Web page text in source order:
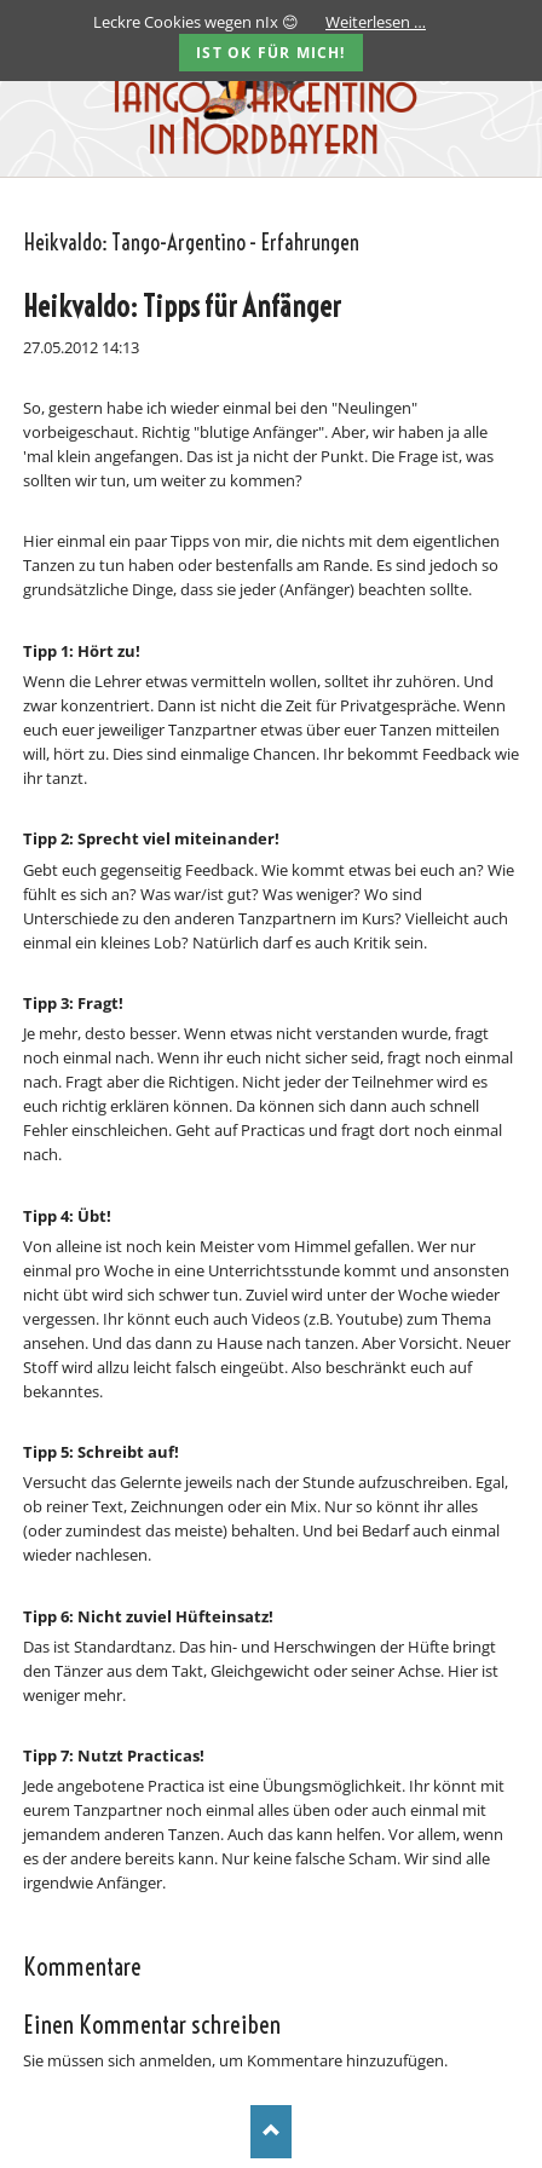
Heikvaldo: Tango-Argentino - Erfahrungen
Heikvaldo: Tipps für Anfänger
27.05.2012 14:13
So, gestern habe ich wieder einmal bei den "Neulingen"
vorbeigeschaut. Richtig "blutige Anfänger". Aber, wir haben ja alle
'mal klein angefangen. Das ist ja nicht der Punkt. Die Frage ist, was
sollten wir tun, um weiter zu kommen?
Hier einmal ein paar Tipps von mir, die nichts mit dem eigentlichen
Tanzen zu tun haben oder bestenfalls am Rande. Es sind jedoch so
grundsätzliche Dinge, dass sie jeder (Anfänger) beachten sollte.
Tipp 1: Hört zu!
Wenn die Lehrer etwas vermitteln wollen, solltet ihr zuhören. Und
zwar konzentriert. Dann ist nicht die Zeit für Privatgespräche. Wenn
euch euer jeweiliger Tanzpartner etwas über euer Tanzen mitteilen
will, hört zu. Dies sind einmalige Chancen. Ihr bekommt Feedback wie
ihr tanzt.
Tipp 2: Sprecht viel miteinander!
Gebt euch gegenseitig Feedback. Wie kommt etwas bei euch an? Wie
fühlt es sich an? Was war/ist gut? Was weniger? Wo sind
Unterschiede zu den anderen Tanzpartnern im Kurs? Vielleicht auch
einmal ein kleines Lob? Natürlich darf es auch Kritik sein.
Tipp 3: Fragt!
Je mehr, desto besser. Wenn etwas nicht verstanden wurde, fragt
noch einmal nach. Wenn ihr euch nicht sicher seid, fragt noch einmal
nach. Fragt aber die Richtigen. Nicht jeder der Teilnehmer wird es
euch richtig erklären können. Da können sich dann auch schnell
Fehler einschleichen. Geht auf Practicas und fragt dort noch einmal
nach.
Tipp 4: Übt!
Von alleine ist noch kein Meister vom Himmel gefallen. Wer nur
einmal pro Woche in eine Unterrichtsstunde kommt und ansonsten
nicht übt wird sich schwer tun. Zuviel wird unter der Woche wieder
vergessen. Ihr könnt euch auch Videos (z.B. Youtube) zum Thema
ansehen. Und das dann zu Hause nach tanzen. Aber Vorsicht. Neuer
Stoff wird allzu leicht falsch eingeübt. Also beschränkt euch auf
bekanntes.
Tipp 5: Schreibt auf!
Versucht das Gelernte jeweils nach der Stunde aufzuschreiben. Egal,
ob reiner Text, Zeichnungen oder ein Mix. Nur so könnt ihr alles
(oder zumindest das meiste) behalten. Und bei Bedarf auch einmal
wieder nachlesen.
Tipp 6: Nicht zuviel Hüfteinsatz!
Das ist Standardtanz. Das hin- und Herschwingen der Hüfte bringt
den Tänzer aus dem Takt, Gleichgewicht oder seiner Achse. Hier ist
weniger mehr.
Tipp 7: Nutzt Practicas!
Jede angebotene Practica ist eine Übungsmöglichkeit. Ihr könnt mit
eurem Tanzpartner noch einmal alles üben oder auch einmal mit
jemandem anderen Tanzen. Auch das kann helfen. Vor allem, wenn
es der andere bereits kann. Nur keine falsche Scham. Wir sind alle
irgendwie Anfänger.
Kommentare
Einen Kommentar schreiben
Sie müssen sich anmelden, um Kommentare hinzuzufügen.
Leckre Cookies wegen nIx 😊 Weiterlesen …
IST OK FÜR MICH!